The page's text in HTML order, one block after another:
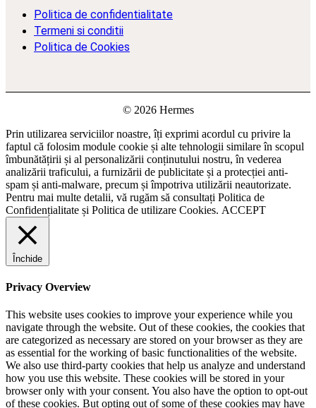
Politica de confidentialitate
Termeni si conditii
Politica de Cookies
© 2026 Hermes
Prin utilizarea serviciilor noastre, îți exprimi acordul cu privire la
faptul că folosim module cookie și alte tehnologii similare în scopul
îmbunătățirii și al personalizării conținutului nostru, în vederea
analizării traficului, a furnizării de publicitate și a protecției anti-
spam și anti-malware, precum și împotriva utilizării neautorizate.
Pentru mai multe detalii, vă rugăm să consultați Politica de
Confidențialitate și Politica de utilizare Cookies. ACCEPT
Închide
Privacy Overview
This website uses cookies to improve your experience while you
navigate through the website. Out of these cookies, the cookies that
are categorized as necessary are stored on your browser as they are
as essential for the working of basic functionalities of the website.
We also use third-party cookies that help us analyze and understand
how you use this website. These cookies will be stored in your
browser only with your consent. You also have the option to opt-out
of these cookies. But opting out of some of these cookies may have